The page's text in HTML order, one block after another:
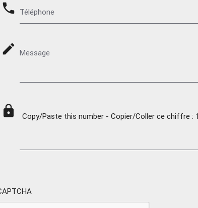
phone Téléphone
mode_edit Message
lock Copy/Paste this number - Copier/Coller ce chiffre :